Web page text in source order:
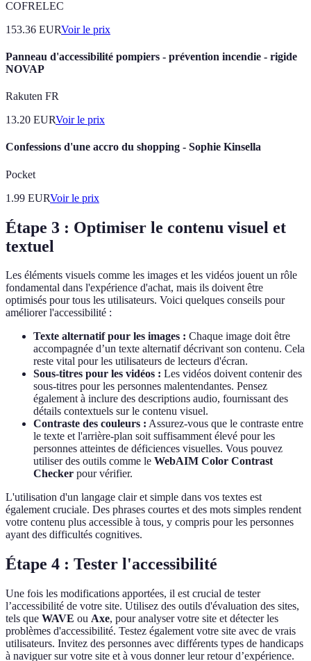
COFRELEC
153.36 EURVoir le prix
Panneau d'accessibilité pompiers - prévention incendie - rigide
NOVAP
Rakuten FR
13.20 EURVoir le prix
Confessions d'une accro du shopping - Sophie Kinsella
Pocket
1.99 EURVoir le prix
Étape 3 : Optimiser le contenu visuel et
textuel
Les éléments visuels comme les images et les vidéos jouent un rôle
fondamental dans l'expérience d'achat, mais ils doivent être
optimisés pour tous les utilisateurs. Voici quelques conseils pour
améliorer l'accessibilité :
Texte alternatif pour les images : Chaque image doit être
accompagnée d’un texte alternatif décrivant son contenu. Cela
reste vital pour les utilisateurs de lecteurs d'écran.
Sous-titres pour les vidéos : Les vidéos doivent contenir des
sous-titres pour les personnes malentendantes. Pensez
également à inclure des descriptions audio, fournissant des
détails contextuels sur le contenu visuel.
Contraste des couleurs : Assurez-vous que le contraste entre
le texte et l'arrière-plan soit suffisamment élevé pour les
personnes atteintes de déficiences visuelles. Vous pouvez
utiliser des outils comme le WebAIM Color Contrast
Checker pour vérifier.
L'utilisation d'un langage clair et simple dans vos textes est
également cruciale. Des phrases courtes et des mots simples rendent
votre contenu plus accessible à tous, y compris pour les personnes
ayant des difficultés cognitives.
Étape 4 : Tester l'accessibilité
Une fois les modifications apportées, il est crucial de tester
l’accessibilité de votre site. Utilisez des outils d'évaluation des sites,
tels que WAVE ou Axe, pour analyser votre site et détecter les
problèmes d'accessibilité. Testez également votre site avec de vrais
utilisateurs. Invitez des personnes avec différents types de handicaps
à naviguer sur votre site et à vous donner leur retour d’expérience.